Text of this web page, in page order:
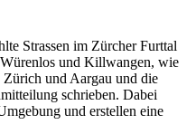
Strassen im Zürcher Furttal
und Killwangen, wie
und Aargau und die
schrieben. Dabei
und erstellen eine